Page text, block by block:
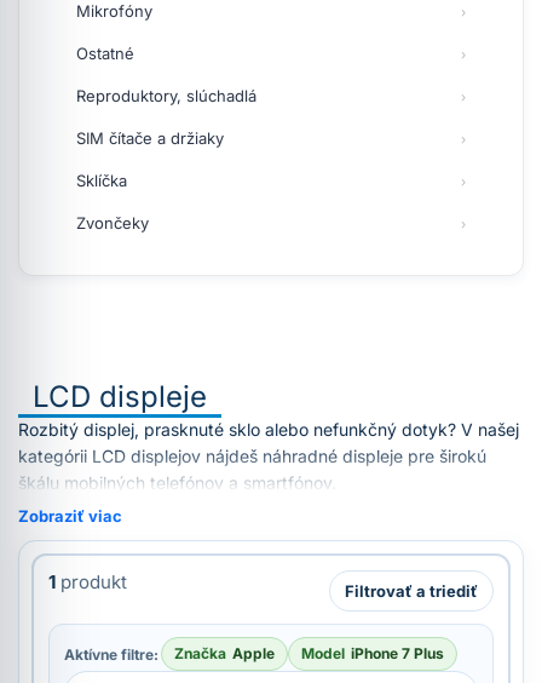
Mikrofóny
Ostatné
Reproduktory, slúchadlá
SIM čítače a držiaky
Sklíčka
Zvončeky
LCD displeje
Rozbitý displej, prasknuté sklo alebo nefunkčný dotyk? V našej
kategórii LCD displejov nájdeš náhradné displeje pre širokú
škálu mobilných telefónov a smartfónov.
Zobraziť viac
1 produkt Filtrovať a triediť
Aktívne filtre: Značka Apple Model iPhone 7 Plus